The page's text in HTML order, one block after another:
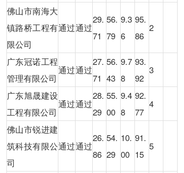
佛山市南海大
镇路桥工程有
限公司
通过通过
29.
71
56.
79
9.3
6
95.
86
2
广东冠诺工程
管理有限公司
通过通过
27.
71
56.
43
9.7
8
93.
92
3
广东旭晟建设
工程有限公司
通过通过
28.
29
55.
00
9.4
8
92.
77
4
佛山市锐进建
筑科技有限公
司
通过通过
26.
86
54.
29
10.
00
91.
15
5